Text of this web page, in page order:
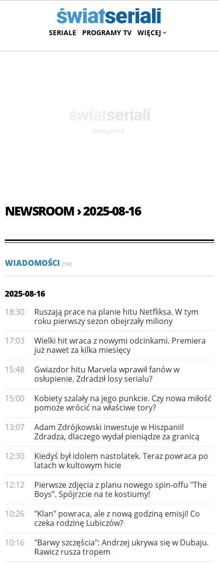
SERIALE PROGRAMY TV WIĘCEJ
NEWSROOM › 2025-08-16
WIADOMOŚCI (14)
2025-08-16
18:30
Ruszają prace na planie hitu Netfliksa. W tym
roku pierwszy sezon obejrzały miliony
17:03
Wielki hit wraca z nowymi odcinkami. Premiera
już nawet za kilka miesięcy
15:48
Gwiazdor hitu Marvela wprawił fanów w
osłupienie. Zdradził losy serialu?
15:00
Kobiety szalały na jego punkcie. Czy nowa miłość
pomoże wrócić na właściwe tory?
13:07
Adam Zdrójkowski inwestuje w Hiszpanii!
Zdradza, dlaczego wydał pieniądze za granicą
12:30
Kiedyś był idolem nastolatek. Teraz powraca po
latach w kultowym hicie
12:12
Pierwsze zdjęcia z planu nowego spin-offu "The
Boys”. Spójrzcie na te kostiumy!
10:26
"Klan" powraca, ale z nową godziną emisji! Co
czeka rodzinę Lubiczów?
10:16
"Barwy szczęścia": Andrzej ukrywa się w Dubaju.
Rawicz rusza tropem